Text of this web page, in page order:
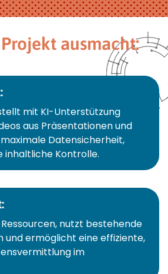
ausmacht:
mit KI-Unterstützung
aus Präsentationen und
Datensicherheit,
inhaltliche Kontrolle.
nutzt bestehende
und ermöglicht eine effiziente,
im